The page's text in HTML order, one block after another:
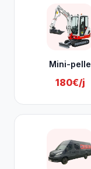
Mini-pelle
180€/j